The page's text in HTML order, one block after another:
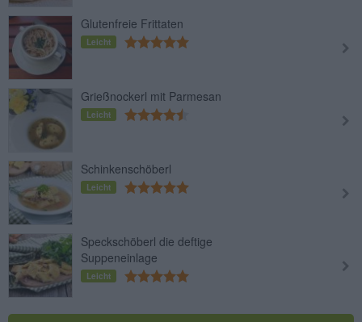
Glutenfreie Frittaten
Leicht
Grießnockerl mit Parmesan
Leicht
Schinkenschöberl
Leicht
Speckschöberl die deftige
Suppeneinlage
Leicht